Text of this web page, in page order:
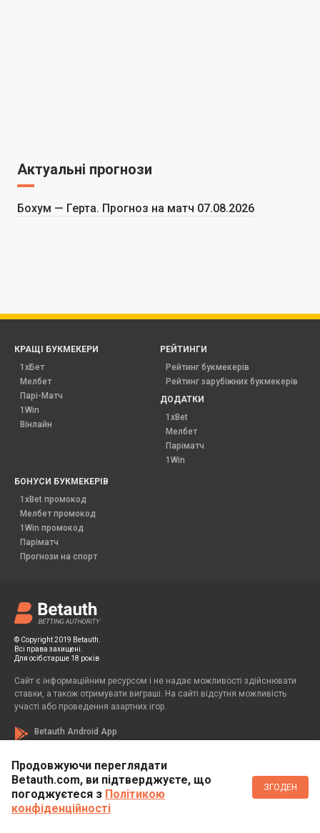
Актуальні прогнози
Бохум — Герта. Прогноз на матч 07.08.2026
Продовжуючи переглядати
Betauth.com, ви підтверджуєте, що
погоджуєтеся з Політикою
конфіденційності
ЗГОДЕН
© Copyright 2019 Betauth.
Всі права захищені.
Для осіб старше 18 років
Сайт є інформаційним ресурсом і не надає можливості здійснювати
ставки, а також отримувати виграші. На сайті відсутня можливість
участі або проведення азартних ігор.
Betauth Android App
КРАЩІ БУКМЕКЕРИ
1хБет
Мелбет
Парі-Матч
1Win
Вінлайн
РЕЙТИНГИ
Рейтинг букмекерів
Рейтинг зарубіжних букмекерів
ДОДАТКИ
1xBet
Мелбет
Паріматч
1Win
БОНУСИ БУКМЕКЕРІВ
1xBet промокод
Мелбет промокод
1Win промокод
Паріматч
Прогнози на спорт
Если вы заметили у себя признаки зависимости от азартных игр, вы
всегда можете обратиться за помощью к специалисту: